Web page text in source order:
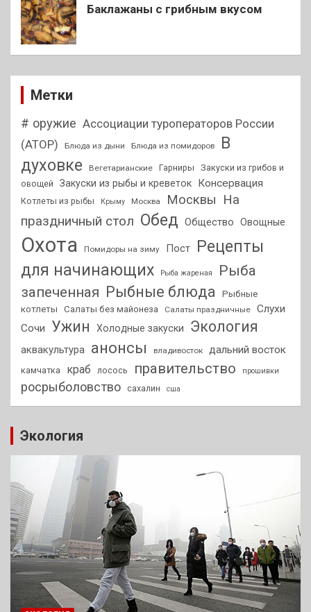
Баклажаны с грибным вкусом
Метки
# оружие Ассоциации туроператоров России
(АТОР)
Блюда из дыни Блюда из помидоров
В
духовке
Вегетарианские Гарниры
Закуски из грибов и
овощей
Закуски из рыбы и креветок Консервация
Котлеты из рыбы Крыму Москва Москвы На
праздничный стол Обед Общество Овощные
Охота Помидоры на зиму Пост
Рецепты
для начинающих
Рыба жареная
Рыба
запеченная Рыбные блюда
Рыбные
котлеты
Салаты без майонеза Салаты праздничные
Слухи
Сочи
Ужин Холодные закуски Экология
аквакультура анонсы владивосток дальний восток
камчатка краб лосось правительство прошивки
росрыболовство сахалин сша
Экология